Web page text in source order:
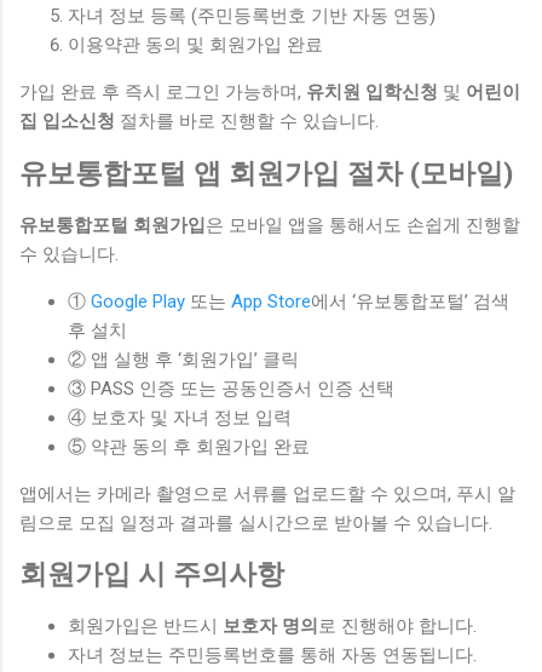
자녀 정보 등록 (주민등록번호 기반 자동 연동)
이용약관 동의 및 회원가입 완료
가입 완료 후 즉시 로그인 가능하며, 유치원 입학신청 및 어린이
집 입소신청 절차를 바로 진행할 수 있습니다.
유보통합포털 앱 회원가입 절차 (모바일)
유보통합포털 회원가입 은 모바일 앱을 통해서도 손쉽게 진행할
수 있습니다.
① Google Play 또는 App Store에서 ‘유보통합포털’ 검색
후 설치
② 앱 실행 후 ‘회원가입’ 클릭
③ PASS 인증 또는 공동인증서 인증 선택
④ 보호자 및 자녀 정보 입력
⑤ 약관 동의 후 회원가입 완료
앱에서는 카메라 촬영으로 서류를 업로드할 수 있으며, 푸시 알
림으로 모집 일정과 결과를 실시간으로 받아볼 수 있습니다.
회원가입 시 주의사항
회원가입은 반드시 보호자 명의 로 진행해야 합니다.
자녀 정보는 주민등록번호를 통해 자동 연동됩니다.